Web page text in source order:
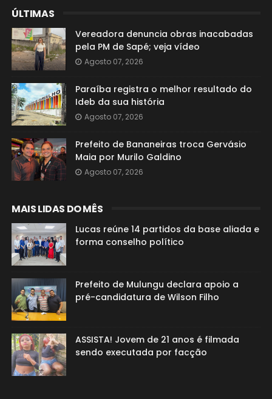
ÚLTIMAS
Vereadora denuncia obras inacabadas
pela PM de Sapé; veja vídeo
Agosto 07, 2026
Paraíba registra o melhor resultado do
Ideb da sua história
Agosto 07, 2026
Prefeito de Bananeiras troca Gervásio
Maia por Murilo Galdino
Agosto 07, 2026
MAIS LIDAS DO MÊS
Lucas reúne 14 partidos da base aliada e
forma conselho político
Prefeito de Mulungu declara apoio a
pré-candidatura de Wilson Filho
ASSISTA! Jovem de 21 anos é filmada
sendo executada por facção